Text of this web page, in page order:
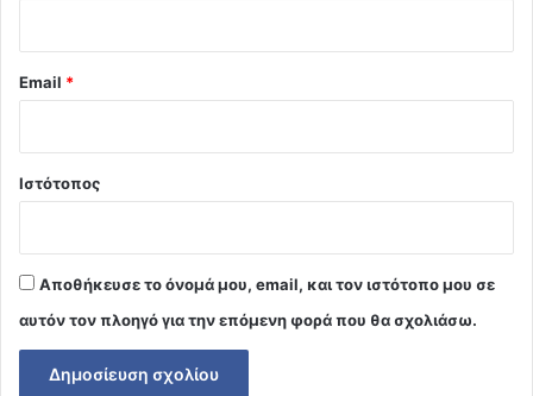
Email *
Ιστότοπος
Αποθήκευσε το όνομά μου, email, και τον ιστότοπο μου σε
αυτόν τον πλοηγό για την επόμενη φορά που θα σχολιάσω.